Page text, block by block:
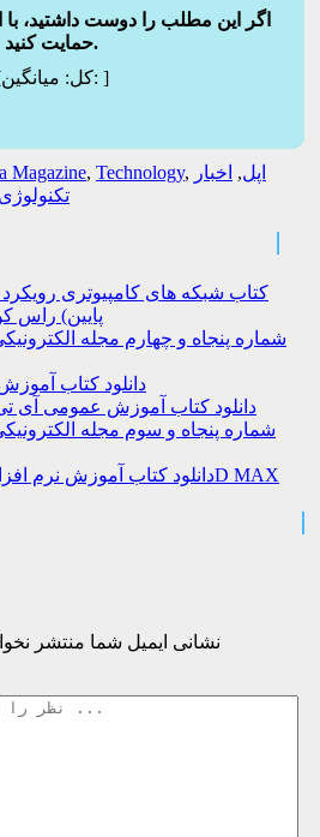
اگر این مطلب را دوست داشتید، با
حمایت کنید.
[کل:میانگین: ]
Magazine, Technology, اپل, اخبار
تکنولوژی
کتاب شبکه های کامپیوتری رویکرد
پایین) راس
شماره پنجاه و چهارم مجله
دانلود کتاب آموزش
دانلود کتاب آموزش عمومی آی
شماره پنجاه و سوم مجله
دانلود کتاب آموزش نرم افزار سه بعدی سازی 3D MAX
نشانی ایمیل شما منتشر